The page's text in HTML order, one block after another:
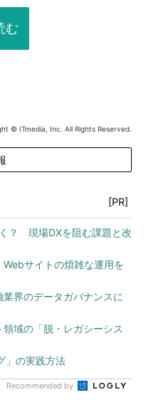
む
© ITmedia, Inc. All Rights Reserved.
[PR]
？ 現場DXを阻む課題と改
サイトの煩雑な運用を
界のデータガバナンスに
域の「脱・レガシーシス
」の実践方法
Recommended by